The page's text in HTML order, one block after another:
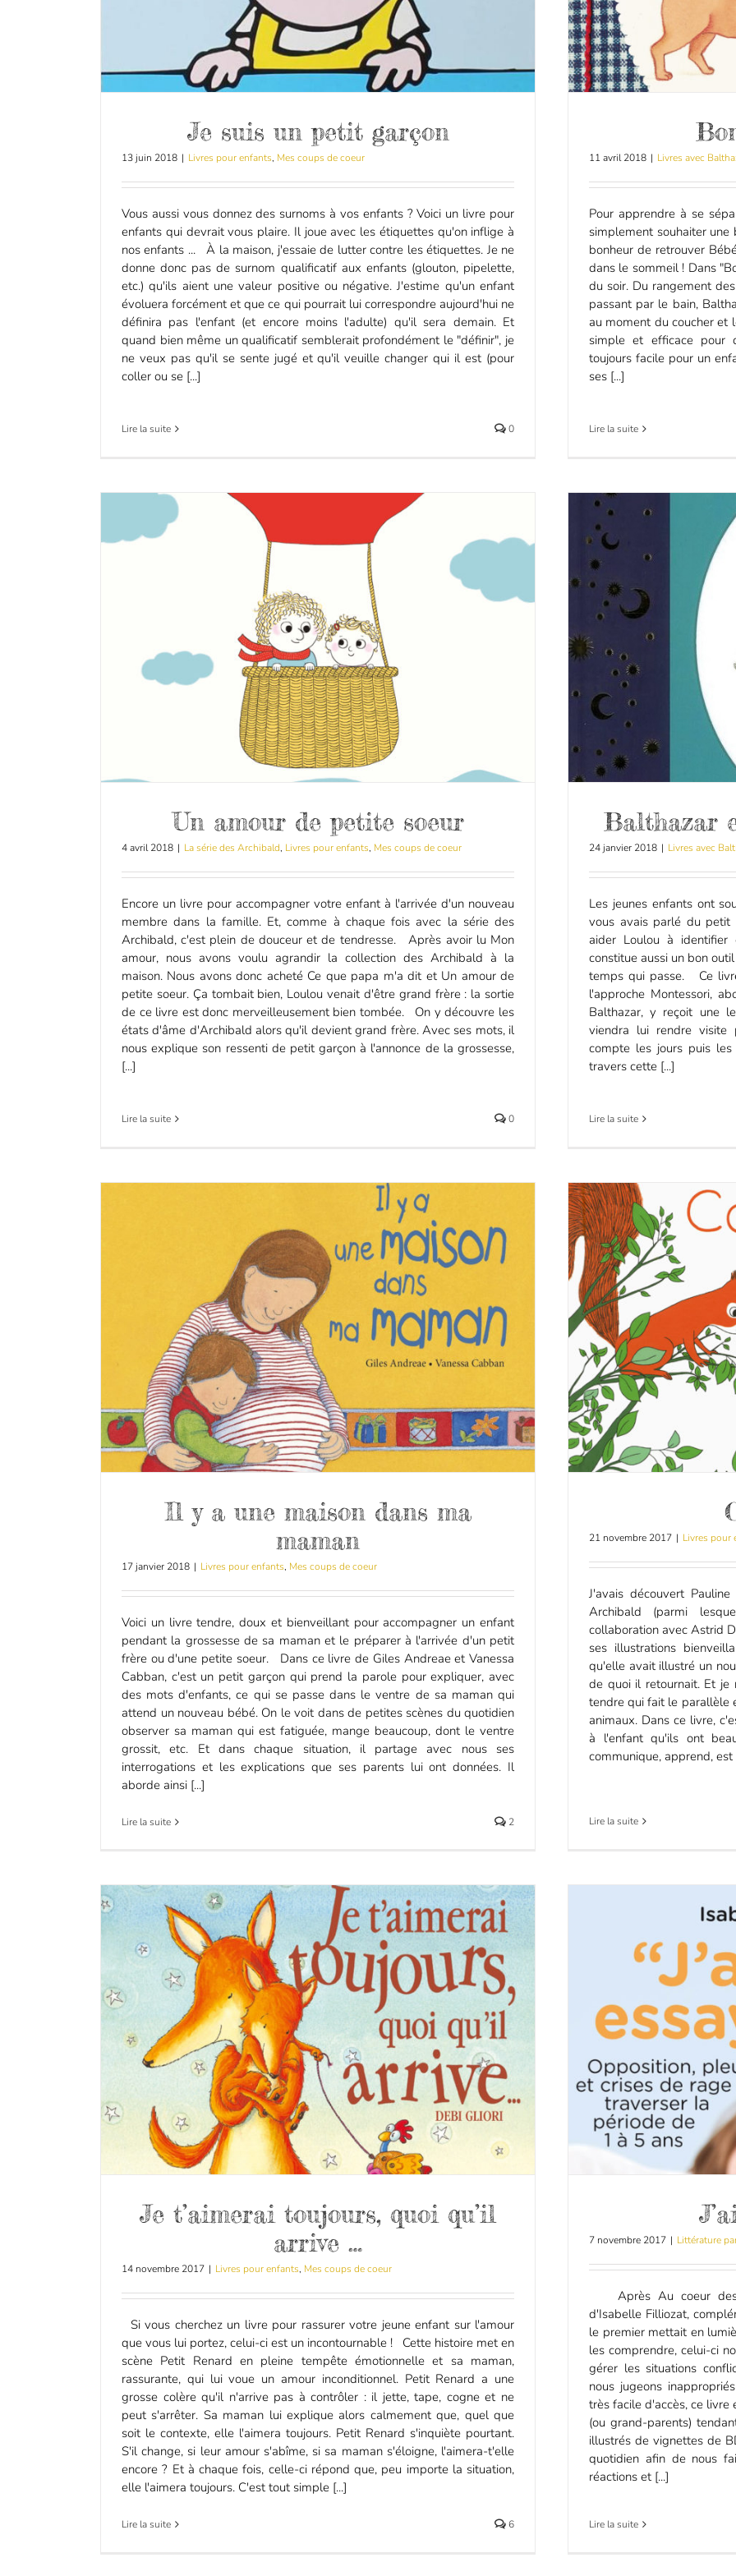
Je suis un petit garçon
13 juin 2018 | Livres pour enfants, Mes coups de coeur
Vous aussi vous donnez des surnoms à vos enfants ? Voici un livre pour
enfants qui devrait vous plaire. Il joue avec les étiquettes qu'on inflige à
nos enfants ... À la maison, j'essaie de lutter contre les étiquettes. Je ne
donne donc pas de surnom qualificatif aux enfants (glouton, pipelette,
etc.) qu'ils aient une valeur positive ou négative. J'estime qu'un enfant
évoluera forcément et que ce qui pourrait lui correspondre aujourd'hui ne
définira pas l'enfant (et encore moins l'adulte) qu'il sera demain. Et
quand bien même un qualificatif semblerait profondément le "définir", je
ne veux pas qu'il se sente jugé et qu'il veuille changer qui il est (pour
coller ou se [...]
Lire la suite 0
11 avril 2018 | Livres avec
Pour apprendre à se
simplement souhaiter
bonheur de retrouver
dans le sommeil ! Dans
du soir. Du rangement
passant par le bain,
au moment du coucher et
simple et efficace pour
toujours facile pour un
ses [...]
Lire la suite
Un amour de petite soeur
4 avril 2018 | La série des Archibald, Livres pour enfants, Mes coups de coeur
Encore un livre pour accompagner votre enfant à l'arrivée d'un nouveau
membre dans la famille. Et, comme à chaque fois avec la série des
Archibald, c'est plein de douceur et de tendresse. Après avoir lu Mon
amour, nous avons voulu agrandir la collection des Archibald à la
maison. Nous avons donc acheté Ce que papa m'a dit et Un amour de
petite soeur. Ça tombait bien, Loulou venait d'être grand frère : la sortie
de ce livre est donc merveilleusement bien tombée. On y découvre les
états d'âme d'Archibald alors qu'il devient grand frère. Avec ses mots, il
nous explique son ressenti de petit garçon à l'annonce de la grossesse,
[...]
Lire la suite 0
Balthazar
24 janvier 2018 | Livres avec
Les jeunes enfants ont
vous avais parlé du
aider Loulou à
constitue aussi un bon
temps qui passe. Ce
l'approche Montessori,
Balthazar, y reçoit une
viendra lui rendre visite
compte les jours puis
travers cette [...]
Lire la suite
Il y a une maison dans ma
maman
17 janvier 2018 | Livres pour enfants, Mes coups de coeur
Voici un livre tendre, doux et bienveillant pour accompagner un enfant
pendant la grossesse de sa maman et le préparer à l'arrivée d'un petit
frère ou d'une petite soeur. Dans ce livre de Giles Andreae et Vanessa
Cabban, c'est un petit garçon qui prend la parole pour expliquer, avec
des mots d'enfants, ce qui se passe dans le ventre de sa maman qui
attend un nouveau bébé. On le voit dans de petites scènes du quotidien
observer sa maman qui est fatiguée, mange beaucoup, dont le ventre
grossit, etc. Et dans chaque situation, il partage avec nous ses
interrogations et les explications que ses parents lui ont données. Il
aborde ainsi [...]
Lire la suite 2
21 novembre 2017 | Livres pour
J'avais découvert
Archibald (parmi
collaboration avec Astrid
ses illustrations
qu'elle avait illustré un
de quoi il retournait. Et je
tendre qui fait le parallèle
animaux. Dans ce livre,
à l'enfant qu'ils ont
communique, apprend,
Lire la suite
Je t’aimerai toujours, quoi qu’il
arrive …
14 novembre 2017 | Livres pour enfants, Mes coups de coeur
Si vous cherchez un livre pour rassurer votre jeune enfant sur l'amour
que vous lui portez, celui-ci est un incontournable ! Cette histoire met en
scène Petit Renard en pleine tempête émotionnelle et sa maman,
rassurante, qui lui voue un amour inconditionnel. Petit Renard a une
grosse colère qu'il n'arrive pas à contrôler : il jette, tape, cogne et ne
peut s'arrêter. Sa maman lui explique alors calmement que, quel que
soit le contexte, elle l'aimera toujours. Petit Renard s'inquiète pourtant.
S'il change, si leur amour s'abîme, si sa maman s'éloigne, l'aimera-t'elle
encore ? Et à chaque fois, celle-ci répond que, peu importe la situation,
elle l'aimera toujours. C'est tout simple [...]
Lire la suite 6
7 novembre 2017 | Littérature
Après Au coeur des
d'Isabelle Filliozat,
le premier mettait en
les comprendre, celui-ci
gérer les situations
nous jugeons
très facile d'accès, ce
(ou grand-parents)
illustrés de vignettes de
quotidien afin de nous
réactions et [...]
Lire la suite